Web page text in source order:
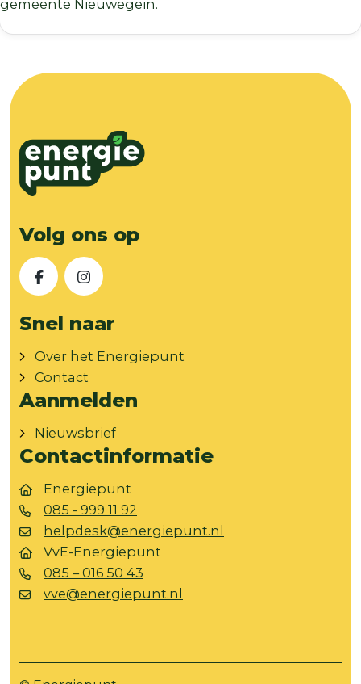
gemeente Nieuwegein.
Volg ons op
FacebookInstagram
Snel naar
Over het Energiepunt
Contact
Aanmelden
Nieuwsbrief
Contactinformatie
Energiepunt
085 - 999 11 92
helpdesk@energiepunt.nl
VvE-Energiepunt
085 – 016 50 43
vve@energiepunt.nl